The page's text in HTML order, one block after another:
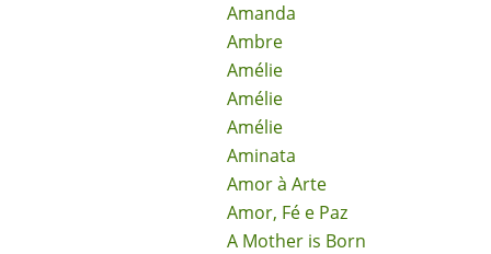
Amanda
Ambre
Amélie
Amélie
Amélie
Aminata
Amor à Arte
Amor, Fé e Paz
A Mother is Born